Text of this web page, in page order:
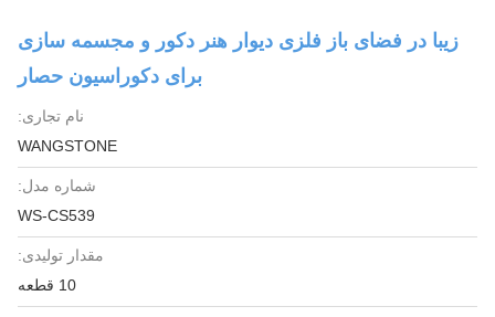
زیبا در فضای باز فلزی دیوار هنر دکور و مجسمه سازی
برای دکوراسیون حصار
نام تجاری:
WANGSTONE
شماره مدل:
WS-CS539
مقدار تولیدی:
10 قطعه